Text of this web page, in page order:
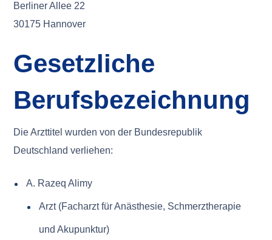
Berliner Allee 22
30175 Hannover
Gesetzliche
Berufsbezeichnung
Die Arzttitel wurden von der Bundesrepublik
Deutschland verliehen:
A. Razeq Alimy
Arzt (Facharzt für Anästhesie, Schmerztherapie
und Akupunktur)